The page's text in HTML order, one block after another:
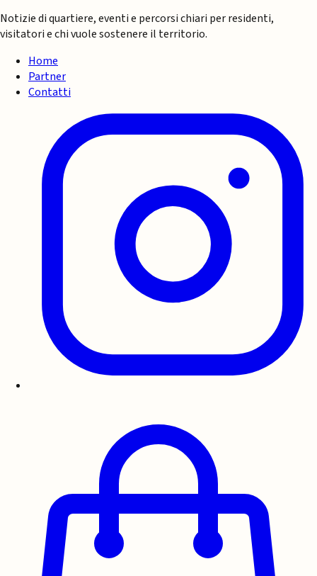
Notizie di quartiere, eventi e percorsi chiari per residenti,
visitatori e chi vuole sostenere il territorio.
Home
Partner
Contatti